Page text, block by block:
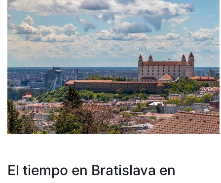
El tiempo en Bratislava en